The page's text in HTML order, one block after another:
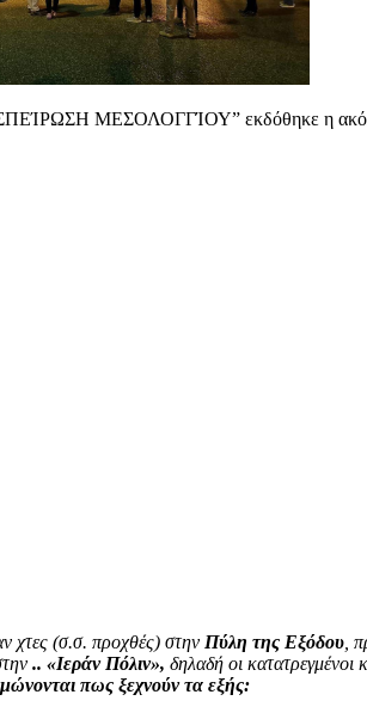
ΜΕΣΟΛΟΓΓΊΟΥ” εκδόθηκε η
χτες (σ.σ. προχθές) στην Πύλη της Εξόδου ,
.. «Ιεράν Πόλιν», δηλαδή οι
πως ξεχνούν τα εξής: